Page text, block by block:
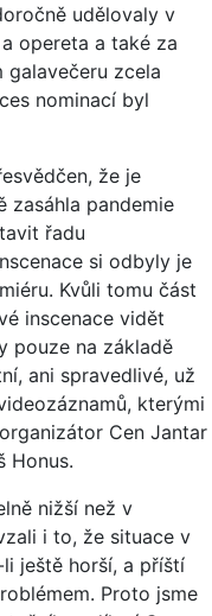
udělovaly v
opereta a také za
galavečeru zcela
nominací byl
že je
zasáhla pandemie
řadu
si odbyly je
Kvůli tomu část
inscenace vidět
pouze na základě
ani spravedlivé, už
kterými
Cen Jantar
Honus.
nižší než v
i to, že situace v
ještě horší, a příští
Proto jsme